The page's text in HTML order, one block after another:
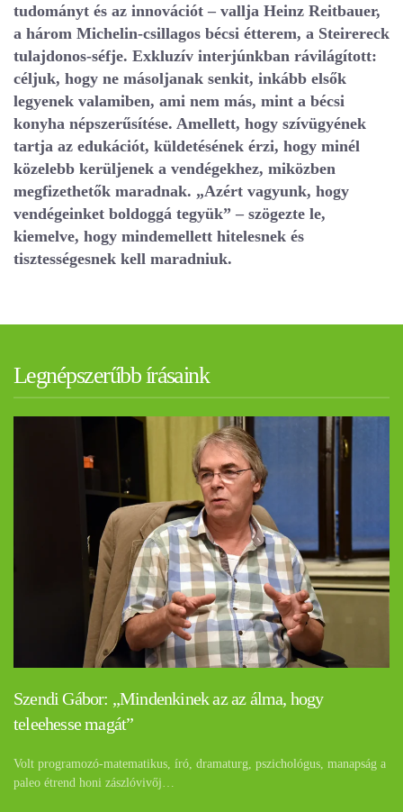
tudományt és az innovációt – vallja Heinz Reitbauer,
a három Michelin-csillagos bécsi étterem, a Steirereck
tulajdonos-séfje. Exkluzív interjúnkban rávilágított:
céljuk, hogy ne másoljanak senkit, inkább elsők
legyenek valamiben, ami nem más, mint a bécsi
konyha népszerűsítése. Amellett, hogy szívügyének
tartja az edukációt, küldetésének érzi, hogy minél
közelebb kerüljenek a vendégekhez, miközben
megfizethetők maradnak. „Azért vagyunk, hogy
vendégeinket boldoggá tegyük” – szögezte le,
kiemelve, hogy mindemellett hitelesnek és
tisztességesnek kell maradniuk.
Legnépszerűbb írásaink
Szendi Gábor: „Mindenkinek az az álma, hogy
teleehesse magát”
Volt programozó-matematikus, író, dramaturg, pszichológus, manapság a
paleo étrend honi zászlóvivőj…